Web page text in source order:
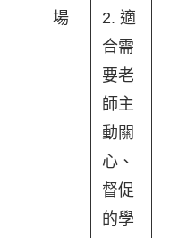
場
2. 適
合需
要老
師主
動關
心、
督促
的學